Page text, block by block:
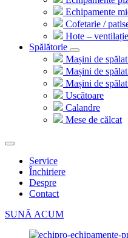
Echipamente
Cofetarie /
Hote – ventilație
Spălătorie
Mașini de
Mașini de
Mașini de
Uscătoare
Calandre
Mese de călcat
Service
Închiriere
Despre
Contact
SUNĂ ACUM